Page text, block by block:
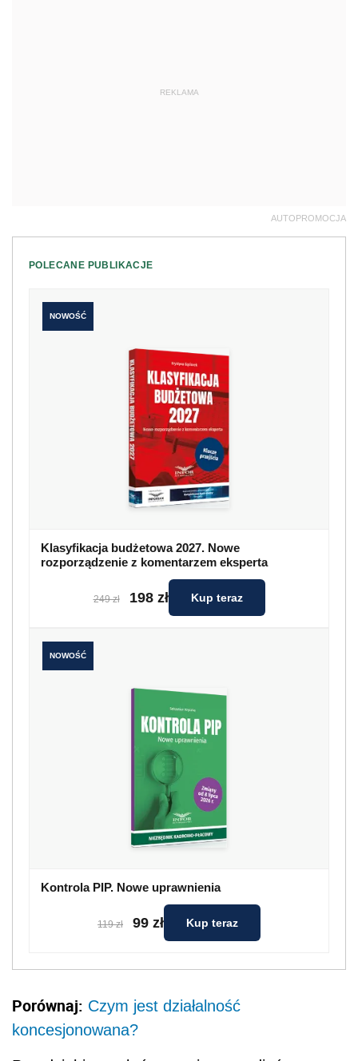
REKLAMA
AUTOPROMOCJA
POLECANE PUBLIKACJE
NOWOŚĆ
Klasyfikacja budżetowa 2027. Nowe
rozporządzenie z komentarzem eksperta
249 zł 198 zł Kup teraz
NOWOŚĆ
Kontrola PIP. Nowe uprawnienia
119 zł 99 zł Kup teraz
Porównaj: Czym jest działalność
koncesjonowana?